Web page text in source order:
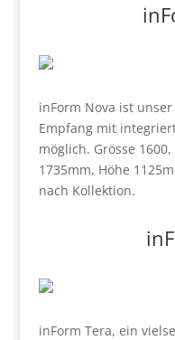
inForm Nova ist
Empfang mit
möglich. Grösse
1735mm, Höhe
nach Kollektion.
inForm Tera, ein